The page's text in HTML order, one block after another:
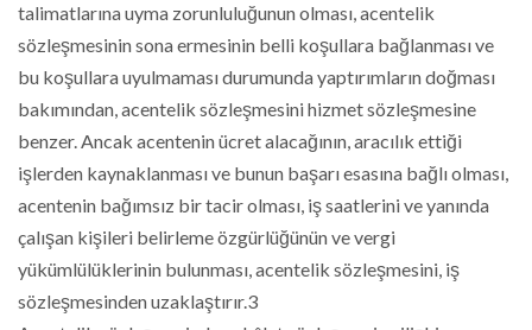
talimatlarına uyma zorunluluğunun olması, acentelik
sözleşmesinin sona ermesinin belli koşullara bağlanması ve
bu koşullara uyulmaması durumunda yaptırımların doğması
bakımından, acentelik sözleşmesini hizmet sözleşmesine
benzer. Ancak acentenin ücret alacağının, aracılık ettiği
işlerden kaynaklanması ve bunun başarı esasına bağlı olması,
acentenin bağımsız bir tacir olması, iş saatlerini ve yanında
çalışan kişileri belirleme özgürlüğünün ve vergi
yükümlülüklerinin bulunması, acentelik sözleşmesini, iş
sözleşmesinden uzaklaştırır.3